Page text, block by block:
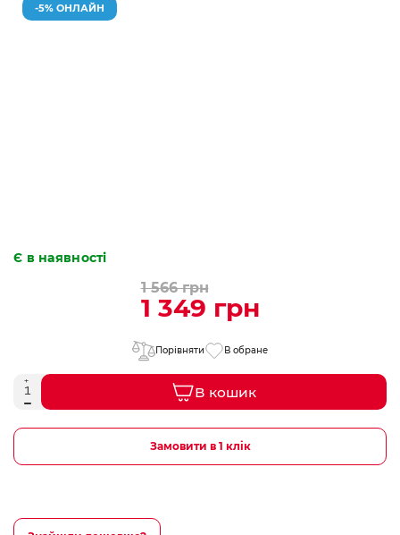
-5% ОНЛАЙН
Є в наявності
1 566 грн
1 349 грн
Порівняти В обране
В кошик
Замовити в 1 клік